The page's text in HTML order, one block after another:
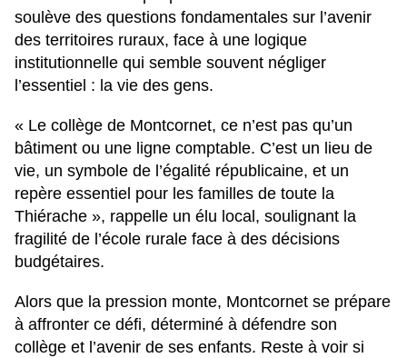
soulève des questions fondamentales sur l’avenir
des territoires ruraux, face à une logique
institutionnelle qui semble souvent négliger
l’essentiel : la vie des gens.
« Le collège de Montcornet, ce n’est pas qu’un
bâtiment ou une ligne comptable. C’est un lieu de
vie, un symbole de l’égalité républicaine, et un
repère essentiel pour les familles de toute la
Thiérache », rappelle un élu local, soulignant la
fragilité de l’école rurale face à des décisions
budgétaires.
Alors que la pression monte, Montcornet se prépare
à affronter ce défi, déterminé à défendre son
collège et l’avenir de ses enfants. Reste à voir si